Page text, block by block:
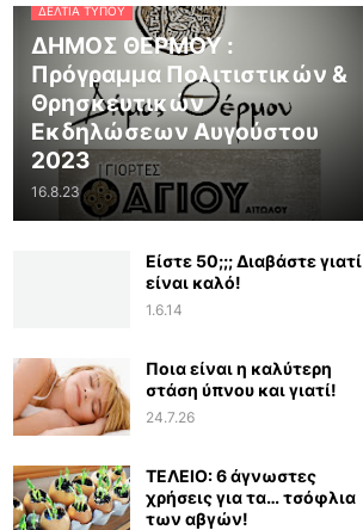
ΔΕΛΤΊΑ ΤΎΠΟΥ
ΔΗΜΟΣ ΘΕΡΜΟΥ :
Πρόγραμμα Πολιτιστικών &
Θρησκευτικών
Εκδηλώσεων Αυγούστου
2023
16.8.23
Είστε 50;;; Διαβάστε γιατί
είναι καλό!
1.6.14
Ποια είναι η καλύτερη
στάση ύπνου και γιατί!
24.7.26
ΤΕΛΕΙΟ: 6 άγνωστες
χρήσεις για τα… τσόφλια
των αβγών!